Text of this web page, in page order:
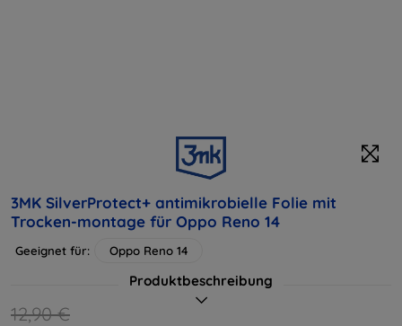
3MK SilverProtect+ antimikrobielle Folie mit
Trocken-montage für Oppo Reno 14
Geeignet für: Oppo Reno 14
Produktbeschreibung
12,90 €